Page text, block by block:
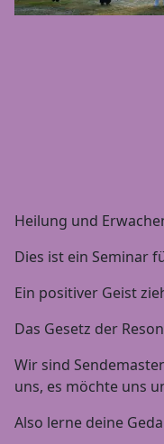
Heilung und
Dies ist ein Seminar
Ein positiver Geist
Das Gesetz der
Wir sind
uns, es möchte uns
Also lerne deine